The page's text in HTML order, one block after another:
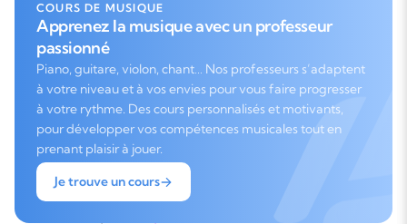
COURS DE MUSIQUE
Apprenez la musique avec un professeur
passionné
Piano, guitare, violon, chant… Nos professeurs s’adaptent
à votre niveau et à vos envies pour vous faire progresser
à votre rythme. Des cours personnalisés et motivants,
pour développer vos compétences musicales tout en
prenant plaisir à jouer.
Je trouve un cours